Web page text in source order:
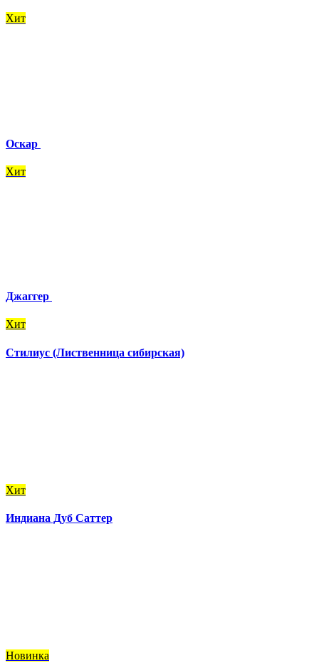
Хит
Оскар
Хит
Джаггер
Хит
Стилиус (Лиственница сибирская)
Хит
Индиана Дуб Саттер
Новинка